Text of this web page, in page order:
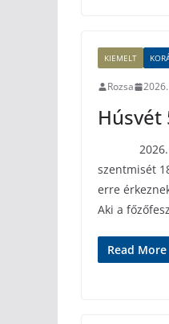
KIEMELT
Rozsa
Húsvét
2026.
szentmisét
erre
Aki a
Read More